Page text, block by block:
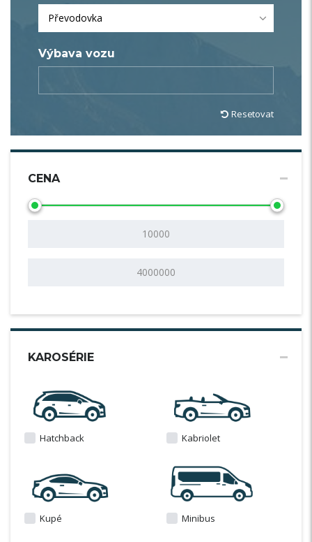
Převodovka
Výbava vozu
Resetovat
CENA
KAROSÉRIE
Hatchback Kabriolet
Kupé Minibus